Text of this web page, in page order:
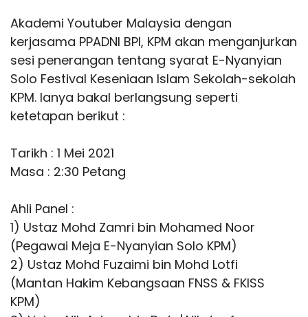
Akademi Youtuber Malaysia dengan
kerjasama PPADNI BPI, KPM akan menganjurkan
sesi penerangan tentang syarat E-Nyanyian
Solo Festival Keseniaan Islam Sekolah-sekolah
KPM. Ianya bakal berlangsung seperti
ketetapan berikut :
Tarikh : 1 Mei 2021
Masa : 2:30 Petang
Ahli Panel :
1) Ustaz Mohd Zamri bin Mohamed Noor
(Pegawai Meja E-Nyanyian Solo KPM)
2) Ustaz Mohd Fuzaimi bin Mohd Lotfi
(Mantan Hakim Kebangsaan FNSS & FKISS
KPM)